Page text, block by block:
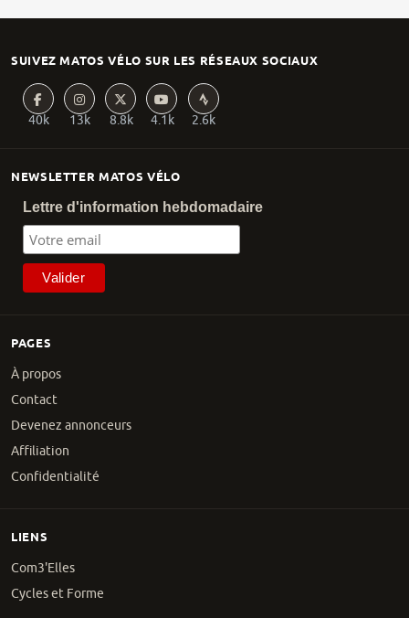
PAGES
À propos
Contact
Devenez annonceurs
Affiliation
Confidentialité
NEWSLETTER MATOS VÉLO
Lettre d'information hebdomadaire
SUIVEZ MATOS VÉLO SUR LES RÉSEAUX SOCIAUX
40k 13k 8.8k 4.1k 2.6k
LIENS
Com3'Elles
Cycles et Forme